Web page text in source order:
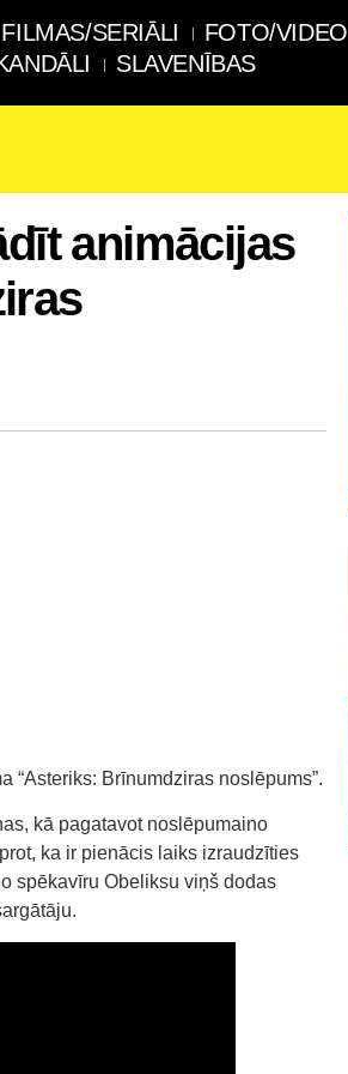
FILMAS/SERIĀLI FOTO/VIDEO
SLAVENĪBAS
animācijas
“Asteriks: Brīnumdziras noslēpums”.
kā pagatavot noslēpumaino
ka ir pienācis laiks izraudzīties
spēkavīru Obeliksu viņš dodas